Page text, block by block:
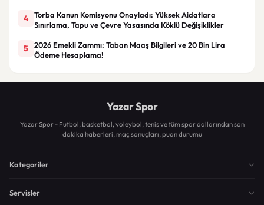
4
Torba Kanun Komisyonu Onayladı: Yüksek Aidatlara
Sınırlama, Tapu ve Çevre Yasasında Köklü Değişiklikler
5
2026 Emekli Zammı: Taban Maaş Bilgileri ve 20 Bin Lira
Ödeme Hesaplama!
Yazar Spor
Yazar Spor - Futbol, basketbol, voleybol, tenis ve tüm spor dallarından son
dakika haberleri, maç sonuçları, puan durumu
Kategoriler
Servisler